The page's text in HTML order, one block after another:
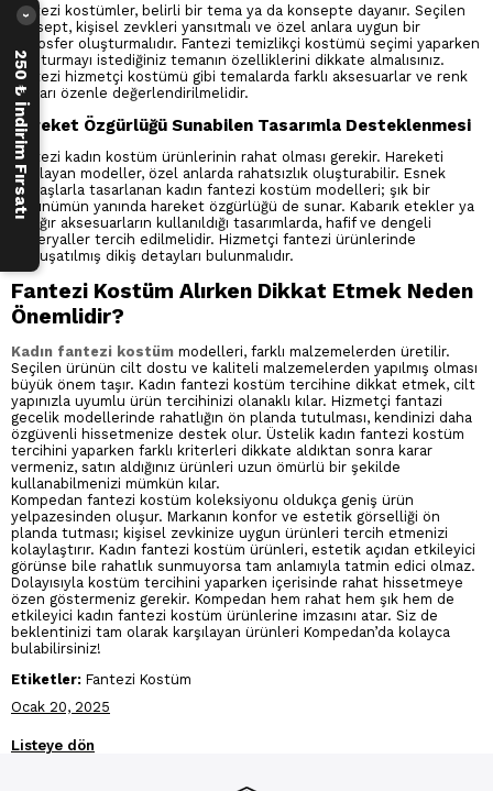
Fantezi kostümler, belirli bir tema ya da konsepte dayanır. Seçilen
konsept, kişisel zevkleri yansıtmalı ve özel anlara uygun bir
atmosfer oluşturmalıdır. Fantezi temizlikçi kostümü seçimi yaparken
oluşturmayı istediğiniz temanın özelliklerini dikkate almalısınız.
Fantezi hizmetçi kostümü gibi temalarda farklı aksesuarlar ve renk
tonları özenle değerlendirilmelidir.
Hareket Özgürlüğü Sunabilen Tasarımla Desteklenmesi
Fantezi kadın kostüm ürünlerinin rahat olması gerekir. Hareketi
kısıtlayan modeller, özel anlarda rahatsızlık oluşturabilir. Esnek
kumaşlarla tasarlanan kadın fantezi kostüm modelleri; şık bir
görünümün yanında hareket özgürlüğü de sunar. Kabarık etekler ya
da ağır aksesuarların kullanıldığı tasarımlarda, hafif ve dengeli
materyaller tercih edilmelidir. Hizmetçi fantezi ürünlerinde
yumuşatılmış dikiş detayları bulunmalıdır.
Fantezi Kostüm Alırken Dikkat Etmek Neden
Önemlidir?
Kadın fantezi kostüm modelleri, farklı malzemelerden üretilir.
Seçilen ürünün cilt dostu ve kaliteli malzemelerden yapılmış olması
büyük önem taşır. Kadın fantezi kostüm tercihine dikkat etmek, cilt
yapınızla uyumlu ürün tercihinizi olanaklı kılar. Hizmetçi fantazi
gecelik modellerinde rahatlığın ön planda tutulması, kendinizi daha
özgüvenli hissetmenize destek olur. Üstelik kadın fantezi kostüm
tercihini yaparken farklı kriterleri dikkate aldıktan sonra karar
vermeniz, satın aldığınız ürünleri uzun ömürlü bir şekilde
kullanabilmenizi mümkün kılar.
Kompedan fantezi kostüm koleksiyonu oldukça geniş ürün
yelpazesinden oluşur. Markanın konfor ve estetik görselliği ön
planda tutması; kişisel zevkinize uygun ürünleri tercih etmenizi
kolaylaştırır. Kadın fantezi kostüm ürünleri, estetik açıdan etkileyici
görünse bile rahatlık sunmuyorsa tam anlamıyla tatmin edici olmaz.
Dolayısıyla kostüm tercihini yaparken içerisinde rahat hissetmeye
özen göstermeniz gerekir. Kompedan hem rahat hem şık hem de
etkileyici kadın fantezi kostüm ürünlerine imzasını atar. Siz de
beklentinizi tam olarak karşılayan ürünleri Kompedan’da kolayca
bulabilirsiniz!
Etiketler: Fantezi Kostüm
Ocak 20, 2025
Listeye dön
250 ₺ İndirim Fırsatı
›